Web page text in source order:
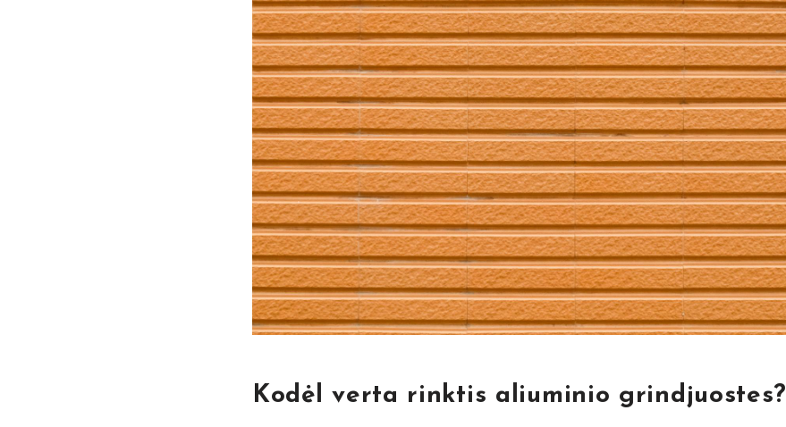
Kodėl verta rinktis aliuminio grindjuostes?